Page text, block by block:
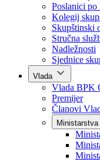
Skupština
Poslanici po
Poslanici po
Kolegij
Skupštinski
Stručna
Nadležnosti
Sjednice
Vlada
Vlada BPK
Premijer
Članovi
Ministarstva